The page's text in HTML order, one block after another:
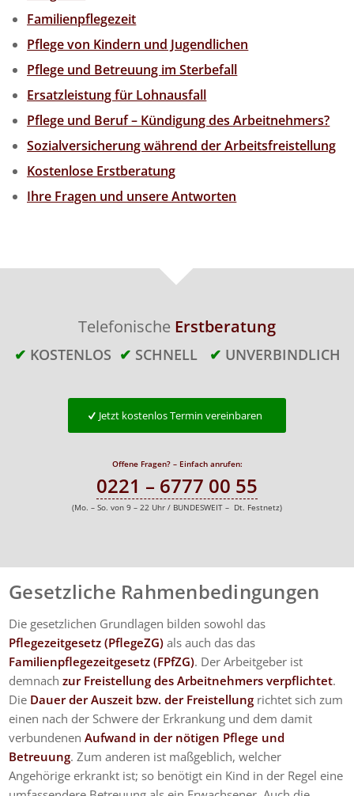
Familienpflegezeit
Pflege von Kindern und Jugendlichen
Pflege und Betreuung im Sterbefall
Ersatzleistung für Lohnausfall
Pflege und Beruf – Kündigung des Arbeitnehmers?
Sozialversicherung während der Arbeitsfreistellung
Kostenlose Erstberatung
Ihre Fragen und unsere Antworten
Telefonische Erstberatung
✔ KOSTENLOS ✔ SCHNELL ✔ UNVERBINDLICH
Jetzt kostenlos Termin vereinbaren
Offene Fragen? – Einfach anrufen:
0221 – 6777 00 55
(Mo. – So. von 9 – 22 Uhr / BUNDESWEIT – Dt. Festnetz)
Gesetzliche Rahmenbedingungen
Die gesetzlichen Grundlagen bilden sowohl das
Pflegezeitgesetz (PflegeZG) als auch das das
Familienpflegezeitgesetz (FPfZG). Der Arbeitgeber ist
demnachzur Freistellung des Arbeitnehmers verpflichtet.
Die Dauer der Auszeit bzw. der Freistellung richtet sich zum
einen nach der Schwere der Erkrankung und dem damit
verbundenenAufwand in der nötigen Pflege und
Betreuung. Zum anderen ist maßgeblich, welcher
Angehörige erkrankt ist; so benötigt ein Kind in der Regel eine